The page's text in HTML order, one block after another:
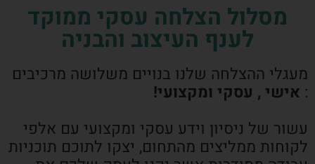
מסלול הצלחה עסקי ממוקד
לענף העיצוב והבניה
מעגלי ההצלחה שלנו בנויים משלושה מרכיבים
: אישי , עסקי ומקצועי!
עשור של ניסיון וידע עסקי ומקצועי עם אלפי
לקוחות ממליצים מהתחום, יצקו לתוכם תוכניות